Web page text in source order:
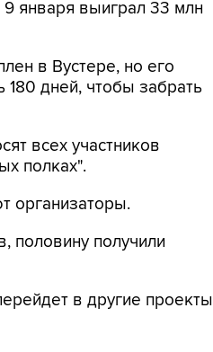
января выиграл 33 млн
в Вустере, но его
180 дней, чтобы забрать
всех участников
полках".
организаторы.
половину получили
в другие проекты